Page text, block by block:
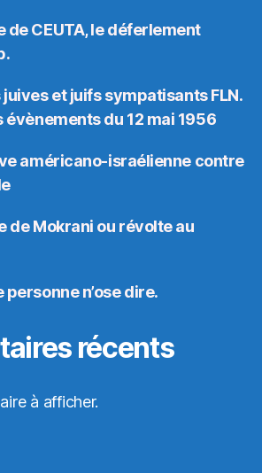
de CEUTA, le déferlement
et juifs sympatisants FLN.
évènements du 12 mai 1956
américano-israélienne contre
de Mokrani ou révolte au
personne n’ose dire.
récents
à afficher.